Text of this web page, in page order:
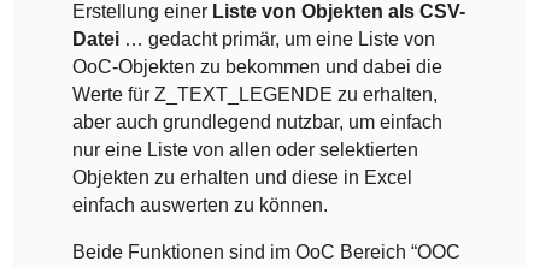
Erstellung einer Liste von Objekten als CSV-
Datei … gedacht primär, um eine Liste von
OoC-Objekten zu bekommen und dabei die
Werte für Z_TEXT_LEGENDE zu erhalten,
aber auch grundlegend nutzbar, um einfach
nur eine Liste von allen oder selektierten
Objekten zu erhalten und diese in Excel
einfach auswerten zu können.
Beide Funktionen sind im OoC Bereich “OOC